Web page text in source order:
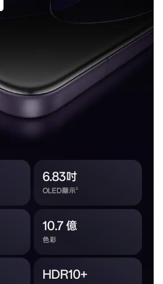
6.83吋
OLED顯示5
10.7 億
色彩
HDR10+